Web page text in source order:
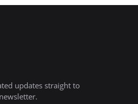
updates straight to